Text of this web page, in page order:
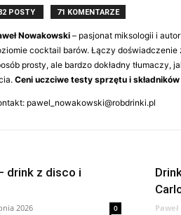
POSTY 71 KOMENTARZE
Nowakowski– pasjonat miksologii i
cocktail barów. Łączy
prosty, ale bardzo dokładny
Ceni uczciwe testy sprzętu i
pawel_nowakowski@robdrinki.pl
drink z disco i
2026 0